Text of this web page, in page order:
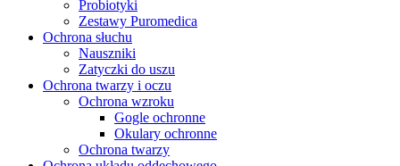
Probiotyki
Zestawy Puromedica
Ochrona słuchu
Nauszniki
Zatyczki do uszu
Ochrona twarzy i oczu
Ochrona wzroku
Gogle ochronne
Okulary ochronne
Ochrona twarzy